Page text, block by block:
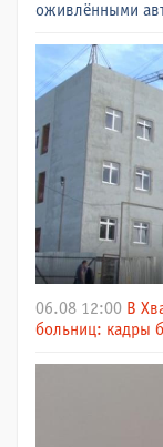
оживлёнными
06.08 12:00 В
больниц: кадры